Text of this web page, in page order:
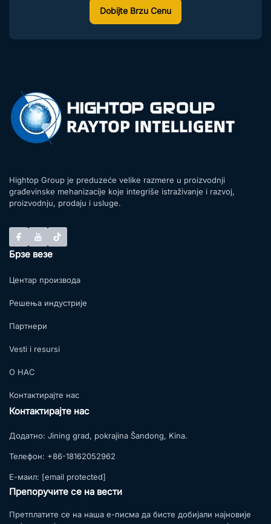
Dobijte Brzu Cenu
Hightop Group je preduzeće velike razmere u proizvodnji
građevinske mehanizacije koje integriše istraživanje i razvoj,
proizvodnju, prodaju i usluge.
Брзе везе
Центар производа
Решења индустрије
Партнери
Vesti i resursi
О НАС
Контактирајте нас
Контактирајте нас
Додатно: Jining grad, pokrajina Šandong, Kina.
Телефон: +86-18162052962
Е-маил: [email protected]
Препоручите се на вести
Претплатите се на наша е-писма да бисте добијали најновије